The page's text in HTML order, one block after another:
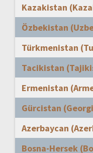
Kazakistan
Özbekistan
Türkmenistan
Tacikistan
Ermenistan
Gürcistan
Azerbaycan
Bosna-Hersek